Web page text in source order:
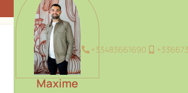
Maxime
+33483661690